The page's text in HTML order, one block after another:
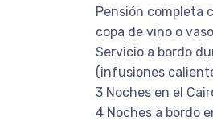
Pensión completa
copa de vino o
Servicio a bordo
(infusiones
3 Noches en el
4 Noches a bordo